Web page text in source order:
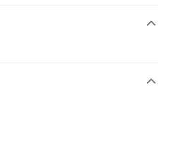
付款。
付」後，將跳轉至「AFTEE先享後付」
上)免運費
上)免運費